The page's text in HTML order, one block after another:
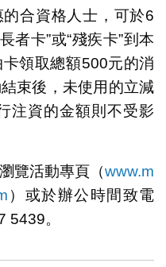
合資格人士，可於6
者卡”或“殘疾卡”到本
領取總額500元的消
束後，未使用的立減
注資的金額則不受影
覽活動專頁（www.m
）或於辦公時間致電
5439。